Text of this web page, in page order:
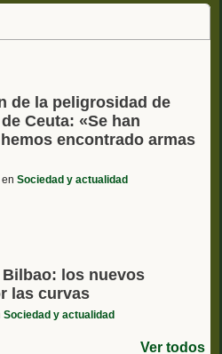
de la peligrosidad de
Ceuta: «Se han
encontrado armas
en Sociedad y actualidad
los nuevos
las curvas
Sociedad y actualidad
Ver todos